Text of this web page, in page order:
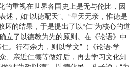
的重视在世界各国史上是无与伦比，因
，如“以德配天”、“皇天无亲，惟德是
坏的结果，于是提出了以“仁”为核心的道
立了以德教为先的原则。在《论语》中
。行有余力，则以学文”（《论语·学
、亲近仁德等做好后，再去学习文化知